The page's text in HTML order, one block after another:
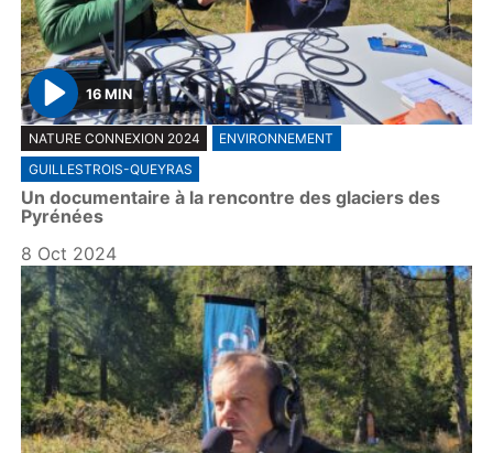
P
l
a
y
16 MIN
NATURE CONNEXION 2024
ENVIRONNEMENT
GUILLESTROIS-QUEYRAS
Un documentaire à la rencontre des glaciers des
Pyrénées
8 Oct 2024